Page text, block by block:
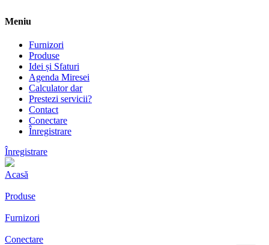
Meniu
Furnizori
Produse
Idei și Sfaturi
Agenda Miresei
Calculator dar
Prestezi servicii?
Contact
Conectare
Înregistrare
Înregistrare
Acasă
Produse
Furnizori
Conectare